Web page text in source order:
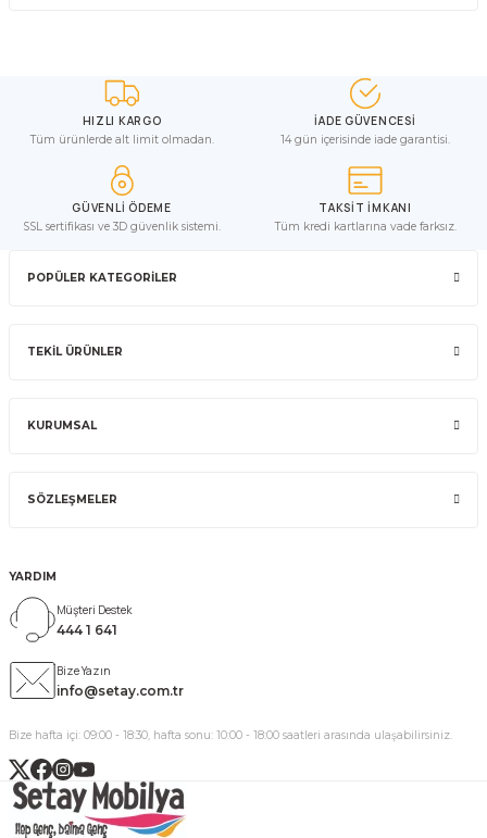
HIZLI KARGO
Tüm ürünlerde alt limit olmadan.
İADE GÜVENCESİ
14 gün içerisinde iade garantisi.
GÜVENLİ ÖDEME
SSL sertifikası ve 3D güvenlik sistemi.
TAKSİT İMKANI
Tüm kredi kartlarına vade farksız.
POPÜLER KATEGORİLER
TEKİL ÜRÜNLER
KURUMSAL
SÖZLEŞMELER
YARDIM
Müşteri Destek
444 1 641
Bize Yazın
info@setay.com.tr
Bize hafta içi: 09:00 - 18:30, hafta sonu: 10:00 - 18:00 saatleri arasında ulaşabilirsiniz.